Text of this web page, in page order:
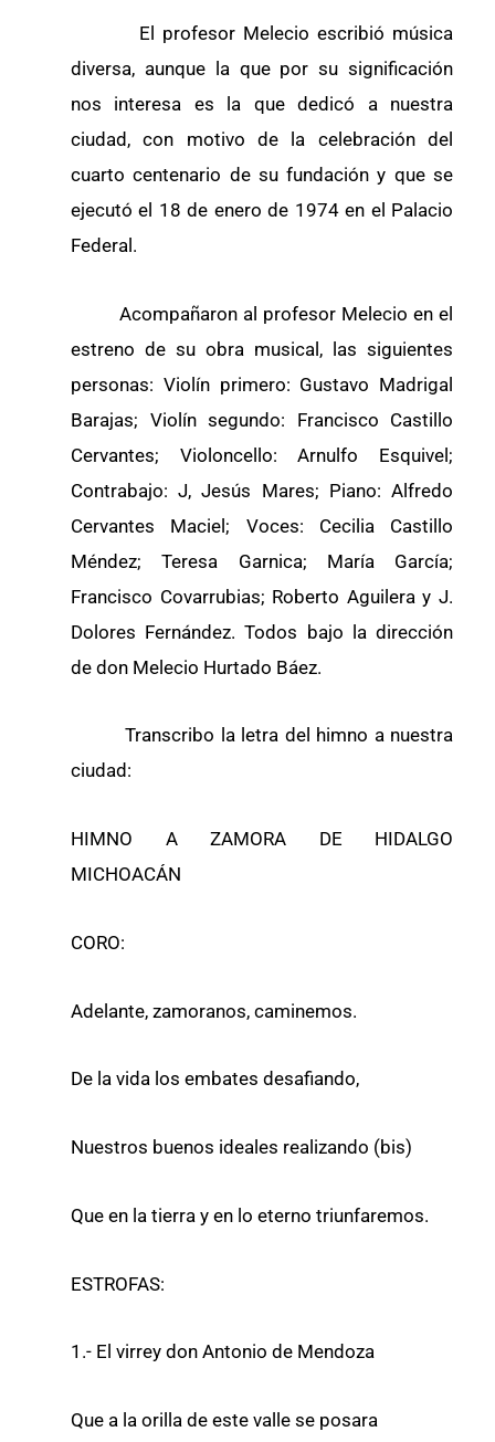
El profesor Melecio escribió música
diversa, aunque la que por su significación
nos interesa es la que dedicó a nuestra
ciudad, con motivo de la celebración del
cuarto centenario de su fundación y que se
ejecutó el 18 de enero de 1974 en el Palacio
Federal.
Acompañaron al profesor Melecio en el
estreno de su obra musical, las siguientes
personas: Violín primero: Gustavo Madrigal
Barajas; Violín segundo: Francisco Castillo
Cervantes; Violoncello: Arnulfo Esquivel;
Contrabajo: J, Jesús Mares; Piano: Alfredo
Cervantes Maciel; Voces: Cecilia Castillo
Méndez; Teresa Garnica; María García;
Francisco Covarrubias; Roberto Aguilera y J.
Dolores Fernández. Todos bajo la dirección
de don Melecio Hurtado Báez.
Transcribo la letra del himno a nuestra
ciudad:
HIMNO A ZAMORA DE HIDALGO
MICHOACÁN
CORO:
Adelante, zamoranos, caminemos.
De la vida los embates desafiando,
Nuestros buenos ideales realizando (bis)
Que en la tierra y en lo eterno triunfaremos.
ESTROFAS:
1.- El virrey don Antonio de Mendoza
Que a la orilla de este valle se posara